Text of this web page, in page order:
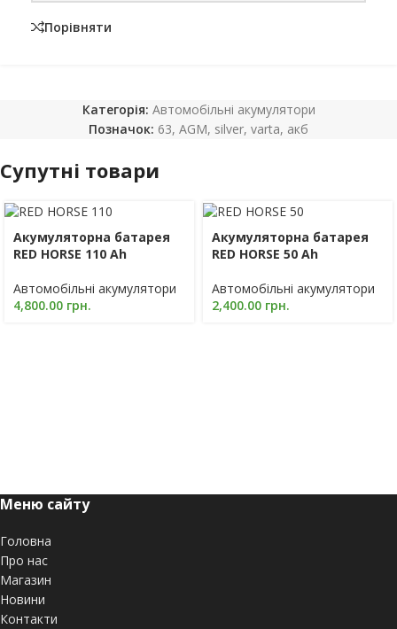
Порівняти
Категорія: Автомобільні акумулятори
Позначок: 63, AGM, silver, varta, акб
Супутні товари
Акумуляторна батарея
RED HORSE 110 Ah
Автомобільні акумулятори
4,800.00 грн.
Акумуляторна батарея
RED HORSE 50 Ah
Автомобільні акумулятори
2,400.00 грн.
Меню сайту
Головна
Про нас
Магазин
Новини
Контакти